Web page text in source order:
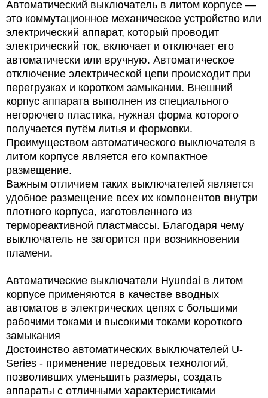
Автоматический выключатель в литом корпусе —
это коммутационное механическое устройство или
электрический аппарат, который проводит
электрический ток, включает и отключает его
автоматически или вручную. Автоматическое
отключение электрической цепи происходит при
перегрузках и коротком замыкании. Внешний
корпус аппарата выполнен из специального
негорючего пластика, нужная форма которого
получается путём литья и формовки.
Преимуществом автоматического выключателя в
литом корпусе является его компактное
размещение.
Важным отличием таких выключателей является
удобное размещение всех их компонентов внутри
плотного корпуса, изготовленного из
термореактивной пластмассы. Благодаря чему
выключатель не загорится при возникновении
пламени.
Автоматические выключатели Hyundai в литом
корпусе применяются в качестве вводных
автоматов в электрических цепях с большими
рабочими токами и высокими токами короткого
замыкания
Достоинство автоматических выключателей U-
Series - применение передовых технологий,
позволивших уменьшить размеры, создать
аппараты с отличными характеристиками